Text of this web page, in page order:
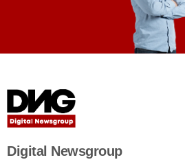
Digital Newsgroup